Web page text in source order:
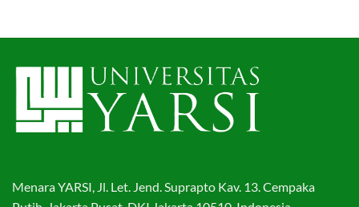
Menara YARSI, Jl. Let. Jend. Suprapto Kav. 13. Cempaka